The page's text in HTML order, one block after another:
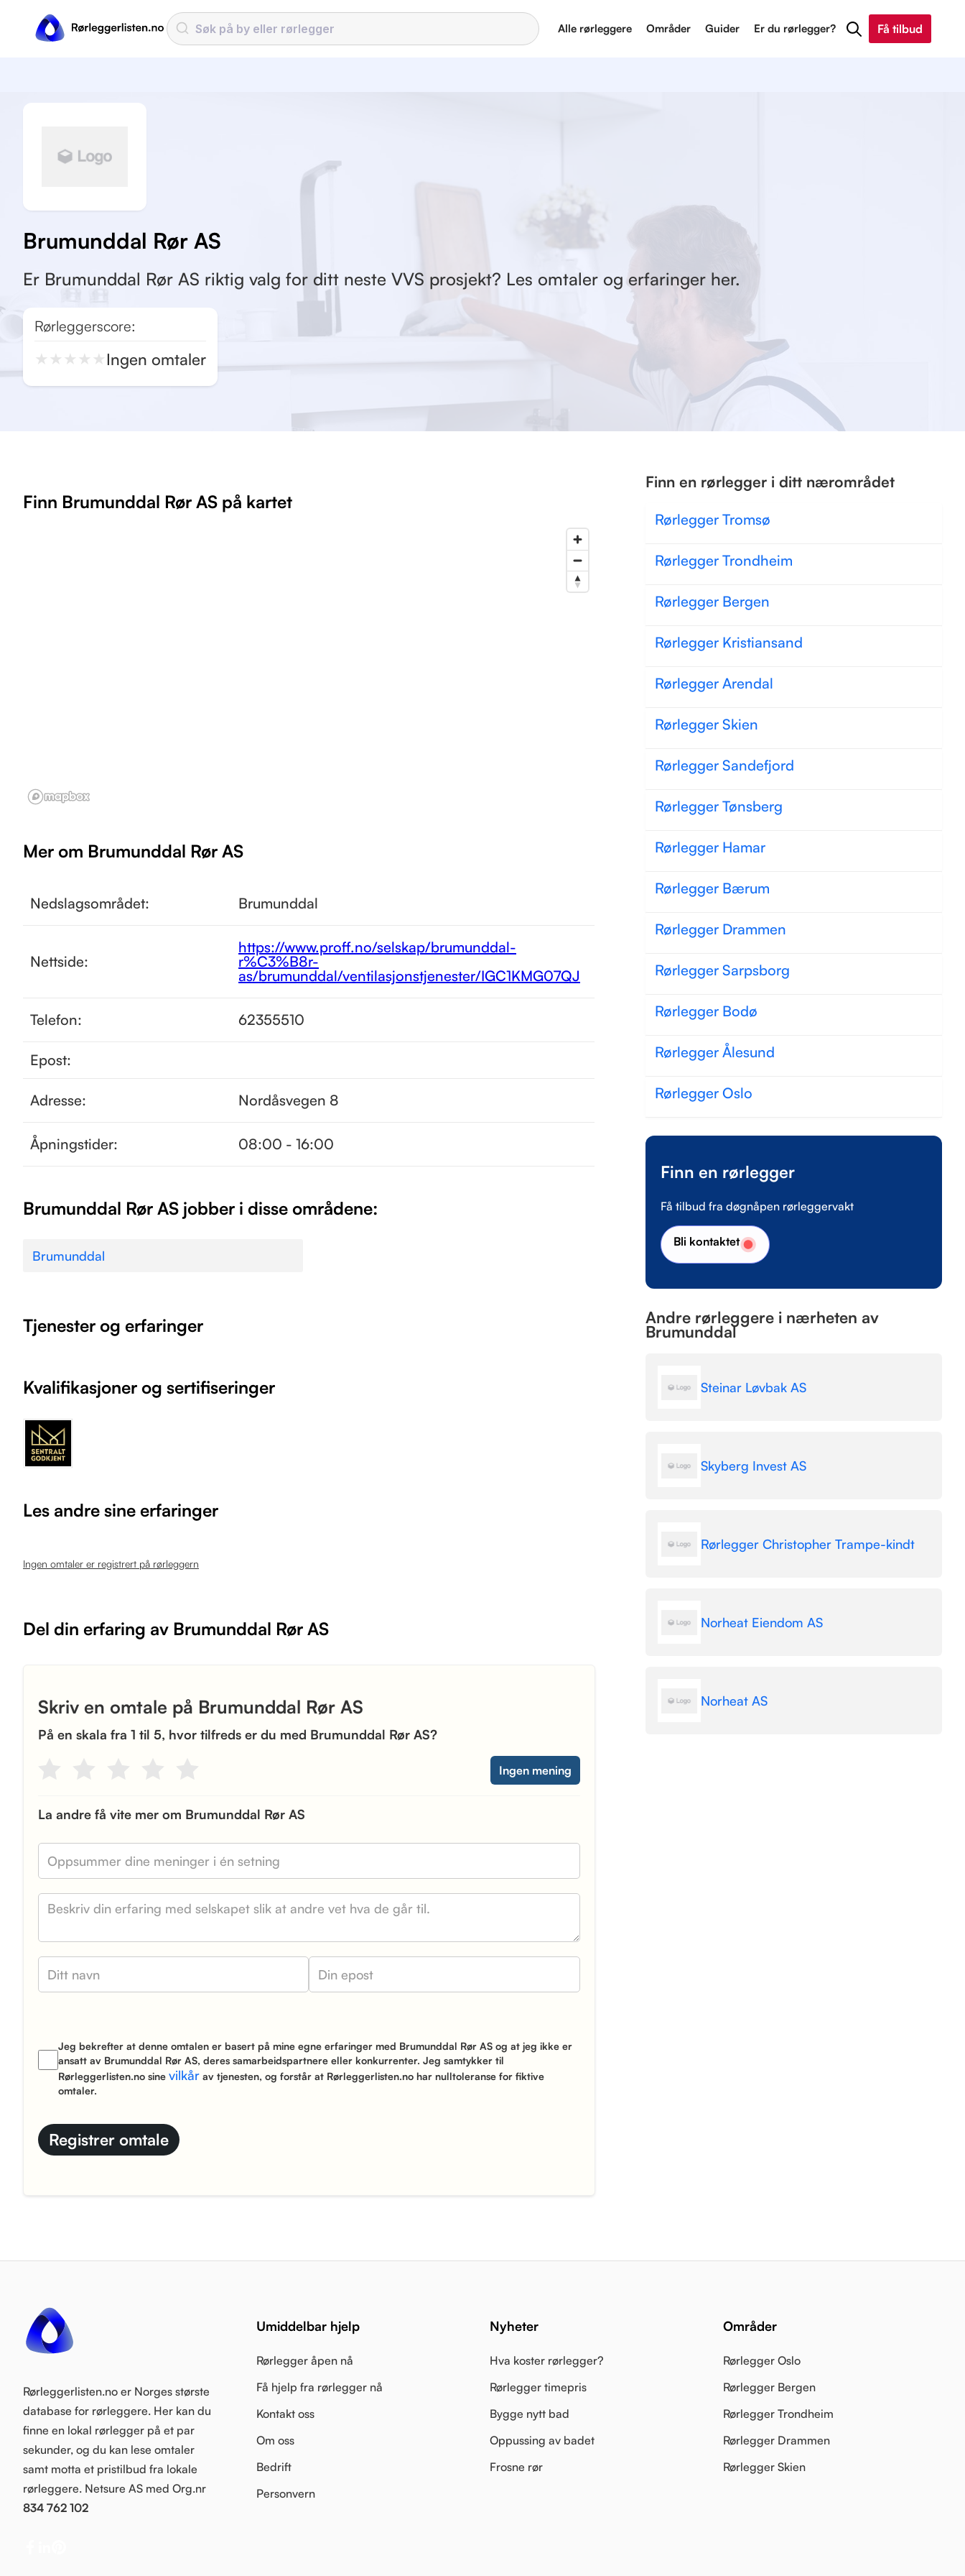
Alle rørleggere Områder Guider Er du rørlegger? Få tilbud
Rørleggerscore:
★ ★ ★ ★ ★ Ingen omtaler
Er Brumunddal Rør AS riktig valg for ditt neste VVS prosjekt? Les omtaler og erfaringer her.
Brumunddal Rør AS
Finn Brumunddal Rør AS på kartet
Mer om Brumunddal Rør AS
Nedslagsområdet: Brumunddal
Nettside:
https://www.proff.no/selskap/brumunddal-
r%C3%B8r-
as/brumunddal/ventilasjonstjenester/IGC1KMG07QJ
Telefon: 62355510
Epost:
Adresse: Nordåsvegen 8
Åpningstider: 08:00 - 16:00
Brumunddal Rør AS jobber i disse områdene:
Brumunddal
Tjenester og erfaringer
Kvalifikasjoner og sertifiseringer
Les andre sine erfaringer
Ingen omtaler er registrert på rørleggern
Del din erfaring av Brumunddal Rør AS
Skriv en omtale på Brumunddal Rør AS
På en skala fra 1 til 5, hvor tilfreds er du med Brumunddal Rør AS?
Ingen mening
La andre få vite mer om Brumunddal Rør AS
Jeg bekrefter at denne omtalen er basert på mine egne erfaringer med Brumunddal Rør AS og at jeg ikke er
ansatt av Brumunddal Rør AS, deres samarbeidspartnere eller konkurrenter. Jeg samtykker til
Rørleggerlisten.no sine vilkårav tjenesten, og forstår at Rørleggerlisten.no har nulltoleranse for fiktive
omtaler.
Finn en rørlegger i ditt nærområdet
Rørlegger Tromsø
Rørlegger Trondheim
Rørlegger Bergen
Rørlegger Kristiansand
Rørlegger Arendal
Rørlegger Skien
Rørlegger Sandefjord
Rørlegger Tønsberg
Rørlegger Hamar
Rørlegger Bærum
Rørlegger Drammen
Rørlegger Sarpsborg
Rørlegger Bodø
Rørlegger Ålesund
Rørlegger Oslo
Finn en rørlegger
Få tilbud fra døgnåpen rørleggervakt
Bli kontaktet
Andre rørleggere i nærheten av
Brumunddal
Steinar Løvbak AS
Skyberg Invest AS
Rørlegger Christopher Trampe-kindt
Norheat Eiendom AS
Norheat AS
Rørleggerlisten.no er Norges største
database for rørleggere. Her kan du
finne en lokal rørlegger på et par
sekunder, og du kan lese omtaler
samt motta et pristilbud fra lokale
rørleggere. Netsure AS med Org.nr
834 762 102
Umiddelbar hjelp
Rørlegger åpen nå
Få hjelp fra rørlegger nå
Kontakt oss
Om oss
Bedrift
Personvern
Nyheter
Hva koster rørlegger?
Rørlegger timepris
Bygge nytt bad
Oppussing av badet
Frosne rør
Områder
Rørlegger Oslo
Rørlegger Bergen
Rørlegger Trondheim
Rørlegger Drammen
Rørlegger Skien